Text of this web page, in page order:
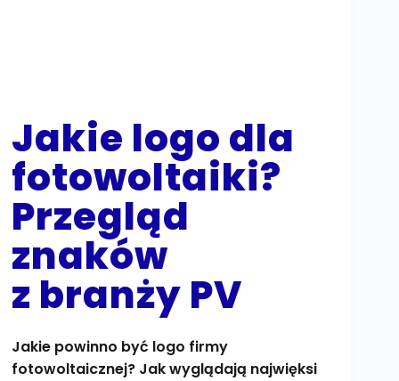
Jakie logo dla
fotowoltaiki?
Przegląd
znaków
z branży PV
Jakie powinno być logo firmy
fotowoltaicznej? Jak wyglądają najwięksi